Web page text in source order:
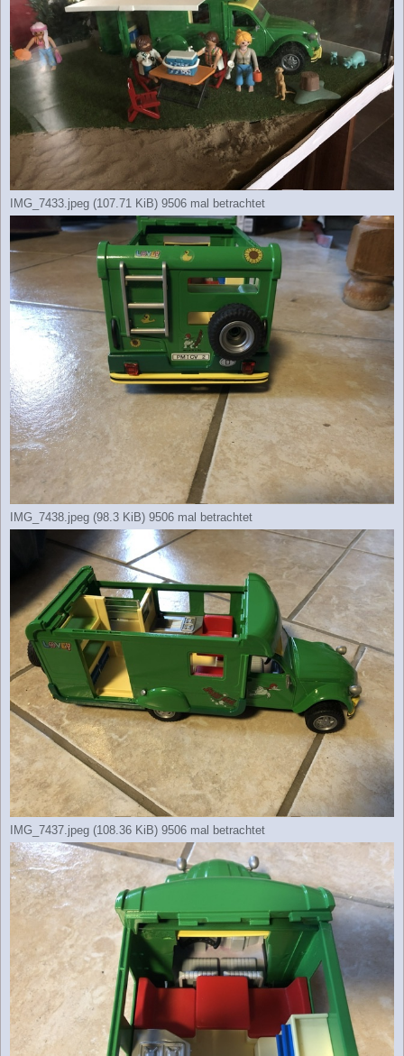
IMG_7433.jpeg (107.71 KiB) 9506 mal betrachtet
IMG_7438.jpeg (98.3 KiB) 9506 mal betrachtet
IMG_7437.jpeg (108.36 KiB) 9506 mal betrachtet